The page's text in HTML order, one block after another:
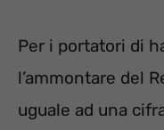
Per i portatori di
l’ammontare del
uguale ad una